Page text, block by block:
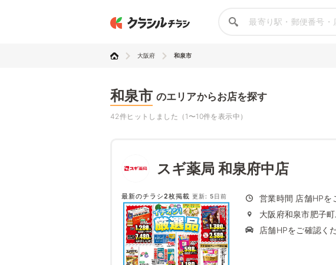
大阪府 和泉市
和泉市 のエリアからお店を探す
42件ヒットしました（1〜10件を表示中）
スギ薬局 和泉府中店
最新のチラシ2枚掲載 更新: 5日前
営業時間 店舗HPを
大阪府和泉市肥子
店舗HPをご確認く